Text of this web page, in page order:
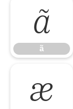
ã
ã
æ